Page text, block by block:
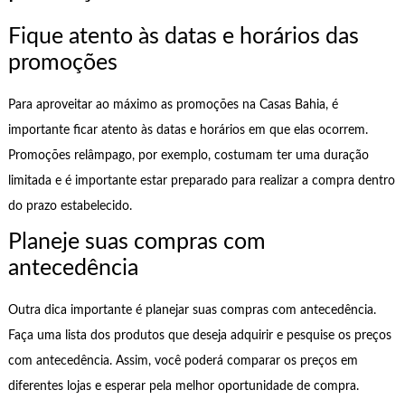
Fique atento às datas e horários das
promoções
Para aproveitar ao máximo as promoções na Casas Bahia, é
importante ficar atento às datas e horários em que elas ocorrem.
Promoções relâmpago, por exemplo, costumam ter uma duração
limitada e é importante estar preparado para realizar a compra dentro
do prazo estabelecido.
Planeje suas compras com
antecedência
Outra dica importante é planejar suas compras com antecedência.
Faça uma lista dos produtos que deseja adquirir e pesquise os preços
com antecedência. Assim, você poderá comparar os preços em
diferentes lojas e esperar pela melhor oportunidade de compra.